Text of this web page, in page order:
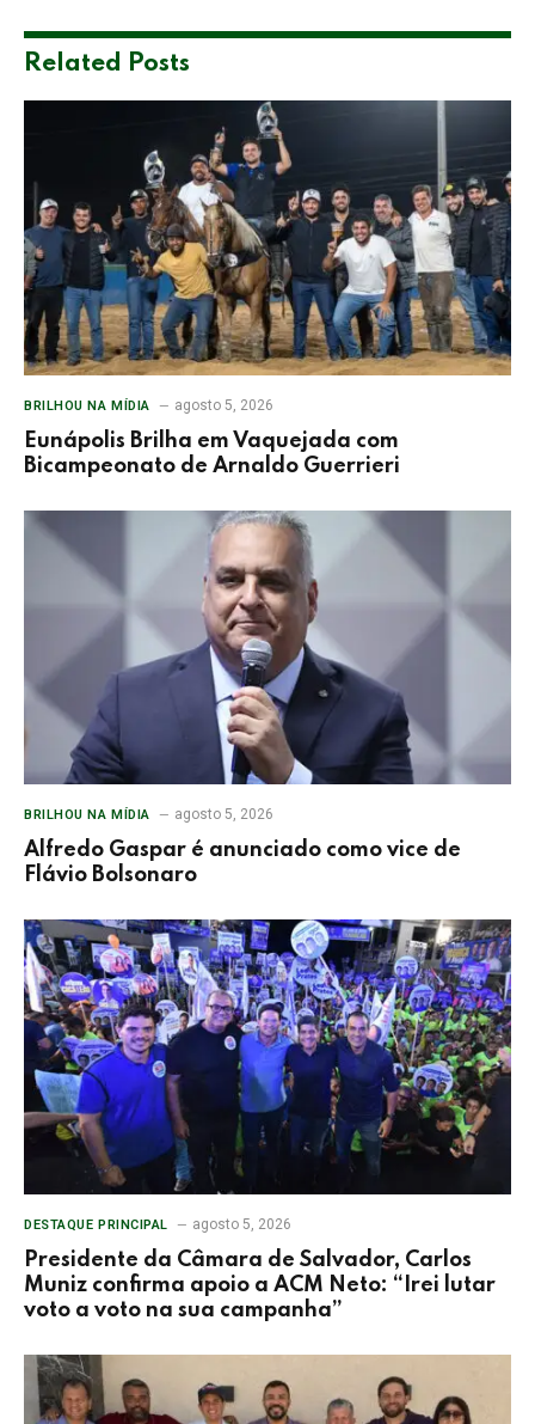
Related Posts
BRILHOU NA MÍDIA agosto 5, 2026
Eunápolis Brilha em Vaquejada com
Bicampeonato de Arnaldo Guerrieri
BRILHOU NA MÍDIA agosto 5, 2026
Alfredo Gaspar é anunciado como vice de
Flávio Bolsonaro
DESTAQUE PRINCIPAL agosto 5, 2026
Presidente da Câmara de Salvador, Carlos
Muniz confirma apoio a ACM Neto: “Irei lutar
voto a voto na sua campanha”